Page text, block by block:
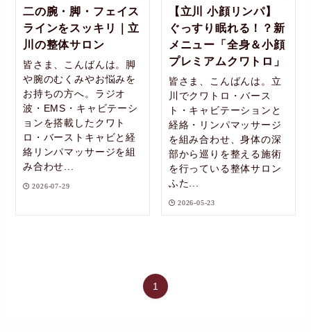
二の腕・脚・フェイス
ラインをスッキリ｜立
川の整体サロン
皆さま、こんばんは。脚
や腕のむくみやお悩みを
お持ちの方へ。ラジオ
波・EMS・キャビテーシ
ョンを搭載したクワト
ロ・バーストキャビと経
絡リンパマッサージを組
み合わせ...
2026-07-29
【立川 小顔リンパ】
ぐっすり眠れる！？新
メニュー「全身＆小顔
プレミアムクワトロ」
皆さま、こんばんは。立
川でクワトロ・バース
ト・キャビテーションと
経絡・リンパマッサージ
を組み合わせ、身体の深
部から巡りを整える施術
を行っている整体サロン
ふた...
2026-05-23
1